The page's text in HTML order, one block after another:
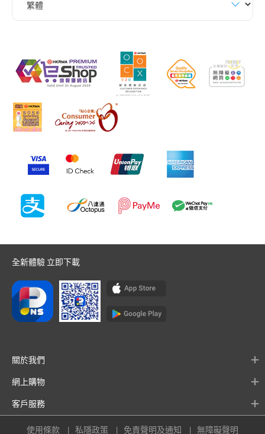
全新體驗 立即下載
關於我們
網上購物
客戶服務
使用條款 私隱政策 免責聲明及通知 無障礙聲明